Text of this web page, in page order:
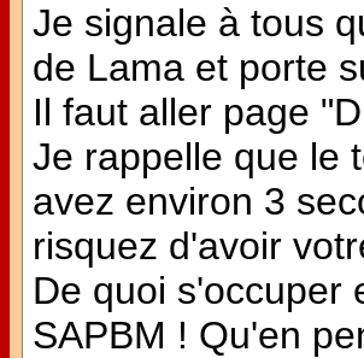
Je signale à tous
de Lama et porte
Il faut aller page
Je rappelle que le
avez environ 3
risquez d'avoir
De quoi s'occuper
SAPBM ! Qu'en